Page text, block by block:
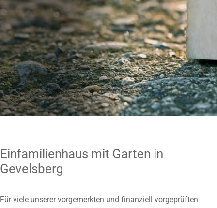
Einfamilienhaus mit Garten in
Gevelsberg
Für viele unserer vorgemerkten und finanziell vorgeprüften